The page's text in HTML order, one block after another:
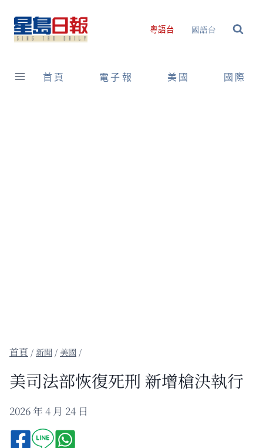
content
粵語台 國語台
首頁 電子報 美國 國際
/新聞 / 美國 /
美司法部恢復死刑 新增槍決執行
2026 年 4 月 24 日